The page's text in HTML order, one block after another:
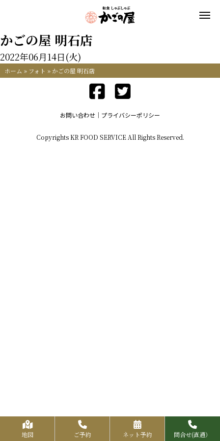
かごの屋 明石店
2022年06月14日(火)
ホーム » フォト » かごの屋 明石店
お問い合わせ プライバシーポリシー
Copyrights KR FOOD SERVICE All Rights Reserved.
地図 ご予約 ネット予約 問合せ(直通）